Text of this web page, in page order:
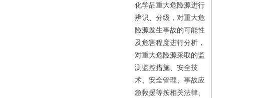
化学品重大危险源进行
辨识、分级，对重大危
险源发生事故的可能性
及危害程度进行分析，
对重大危险源采取的监
测监控措施、安全技
术、安全管理、事故应
急救援等按相关法律、